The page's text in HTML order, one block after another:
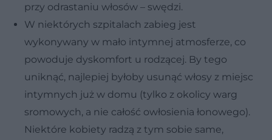
przy odrastaniu włosów – swędzi.
W niektórych szpitalach zabieg jest
wykonywany w mało intymnej atmosferze, co
powoduje dyskomfort u rodzącej. By tego
uniknąć, najlepiej byłoby usunąć włosy z miejsc
intymnych już w domu (tylko z okolicy warg
sromowych, a nie całość owłosienia łonowego).
Niektóre kobiety radzą z tym sobie same,